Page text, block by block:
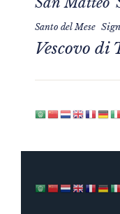
Santo del Mese
Vescovo di